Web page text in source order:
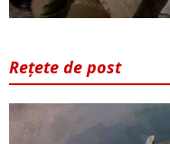
Rețete de post